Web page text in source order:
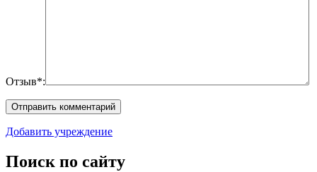
Отзыв*:
Добавить учреждение
Поиск по сайту